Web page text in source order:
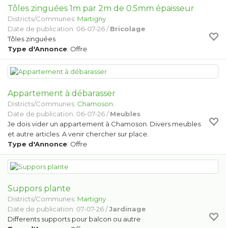
Tôles zinguées 1m par 2m de 0.5mm épaisseur
Districts/Communes: Martigny
Date de publication: 06-07-26 /Bricolage
Tôles zinguées
Type d'Annonce: Offre
Appartement à débarasser
Districts/Communes: Chamoson
Date de publication: 06-07-26 /Meubles
Je dois vider un appartement à Chamoson. Divers meubles
et autre articles. A venir chercher sur place.
Type d'Annonce: Offre
Suppors plante
Districts/Communes: Martigny
Date de publication: 07-07-26 /Jardinage
Differents supports pour balcon ou autre